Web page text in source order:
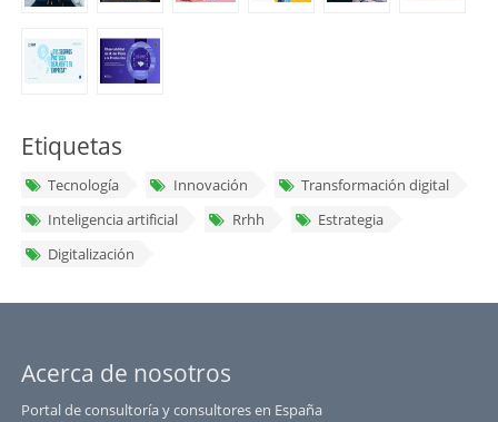
Etiquetas
Tecnología Innovación
Transformación digital
Inteligencia artificial
Rrhh
Estrategia
Digitalización
Acerca de nosotros
Portal de consultoría y consultores en España